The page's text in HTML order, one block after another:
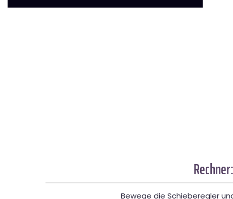
Bewege die Schieberegler